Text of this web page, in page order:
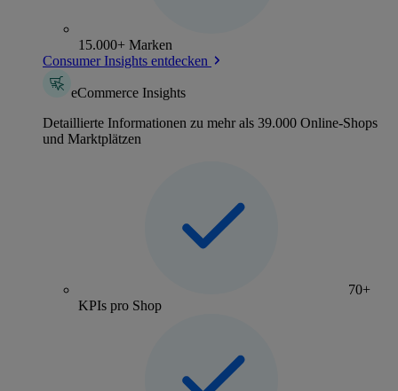
15.000+ Marken
Consumer Insights entdecken
eCommerce Insights
Detaillierte Informationen zu mehr als 39.000 Online-Shops
und Marktplätzen
70+
KPIs pro Shop